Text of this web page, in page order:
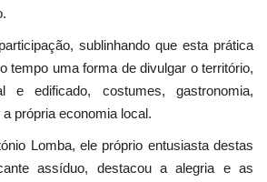
sublinhando que esta prática
tempo uma forma de divulgar o território,
e edificado, costumes, gastronomia,
própria economia local.
Lomba, ele próprio entusiasta destas
assíduo, destacou a alegria e as